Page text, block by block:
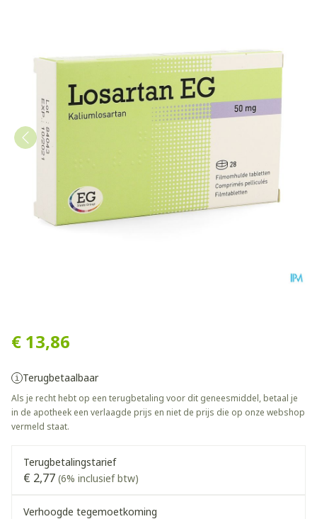
€ 13,86
Terugbetaalbaar
Als je recht hebt op een terugbetaling voor dit geneesmiddel, betaal je
in de apotheek een verlaagde prijs en niet de prijs die op onze webshop
vermeld staat.
Terugbetalingstarief
€ 2,77 (6% inclusief btw)
Verhoogde tegemoetkoming